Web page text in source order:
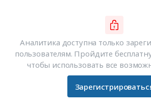
Аналитика доступна только
пользователям. Пройдите
чтобы использовать все